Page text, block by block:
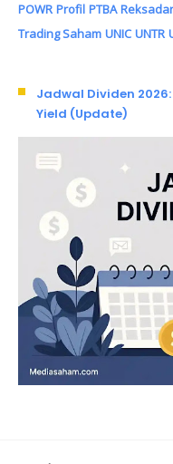
POWR Profil PTBA
Trading Saham UNIC UNTR
Jadwal Dividen
Yield (Update)